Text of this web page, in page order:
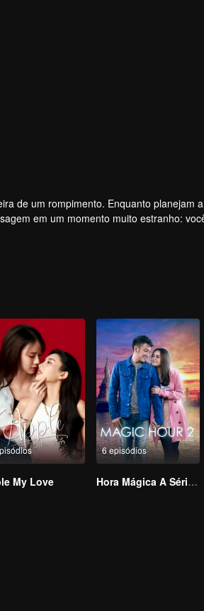
de um rompimento. Enquanto planejam
em um momento muito estranho:
quantia em dinheiro de 10 milhões de
My Love
6 episódios
Hora Mágica A Série S2